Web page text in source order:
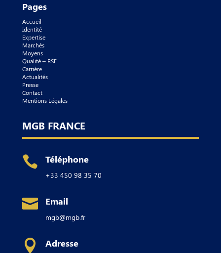
Pages
Accueil
Identité
Expertise
Marchés
Moyens
Qualité – RSE
Carrière
Actualités
Presse
Contact
Mentions Légales
MGB FRANCE
 Téléphone
+33 450 98 35 70
 Email
mgb@mgb.fr
 Adresse